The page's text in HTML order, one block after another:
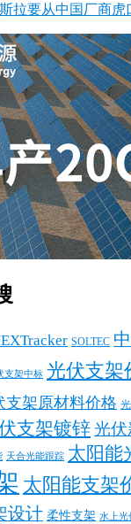
拉要从中国厂商虎
SOLTEC
支架中标 光伏支架
支架原材料价格
支架镀锌光伏
天合光能跟踪 太阳能
太阳能支架
设计 柔性支架 水上光